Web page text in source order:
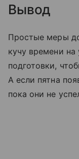
Вывод
Простые меры
кучу времени
подготовки,
А если пятна
пока они не